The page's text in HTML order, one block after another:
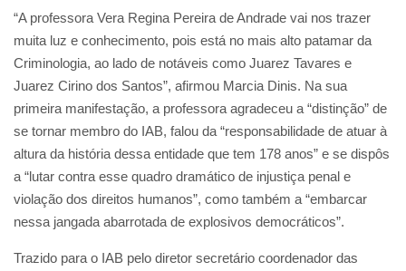
“A professora Vera Regina Pereira de Andrade vai nos trazer
muita luz e conhecimento, pois está no mais alto patamar da
Criminologia, ao lado de notáveis como Juarez Tavares e
Juarez Cirino dos Santos”, afirmou Marcia Dinis. Na sua
primeira manifestação, a professora agradeceu a “distinção” de
se tornar membro do IAB, falou da “responsabilidade de atuar à
altura da história dessa entidade que tem 178 anos” e se dispôs
a “lutar contra esse quadro dramático de injustiça penal e
violação dos direitos humanos”, como também a “embarcar
nessa jangada abarrotada de explosivos democráticos”.
Trazido para o IAB pelo diretor secretário coordenador das